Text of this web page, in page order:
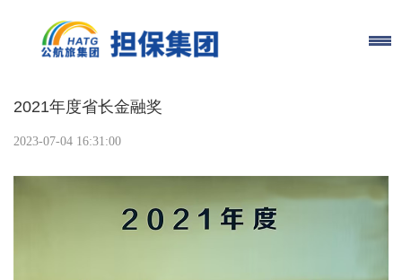
2021年度省长金融奖
2023-07-04 16:31:00